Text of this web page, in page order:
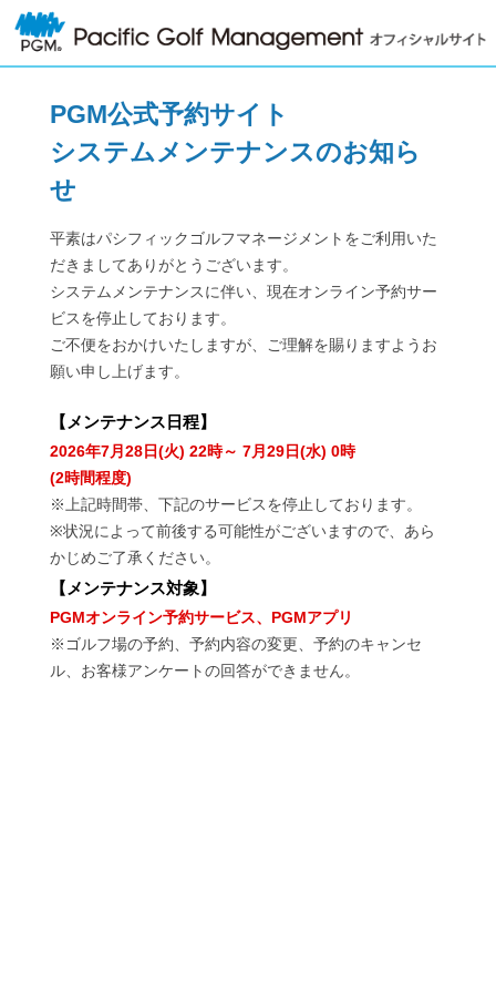
PGM公式予約サイト
システムメンテナンスのお知ら
せ
平素はパシフィックゴルフマネージメントをご利用いた
だきましてありがとうございます。
システムメンテナンスに伴い、現在オンライン予約サー
ビスを停止しております。
ご不便をおかけいたしますが、ご理解を賜りますようお
願い申し上げます。
【 メンテナンス日程】
2026年7月28日(火) 22時～ 7月29日(水) 0時
(2時間程度)
※上記時間帯、下記のサービスを停止しております。
※状況によって前後する可能性がございますので、あら
かじめご了承ください。
【メンテナンス対象】
PGMオンライン予約サービス、PGMアプリ
※ゴルフ場の予約、予約内容の変更、予約のキャンセ
ル、お客様アンケートの回答ができません。